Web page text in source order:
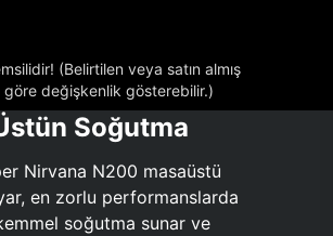
(Belirtilen veya satın almış
değişkenlik gösterebilir.)
Soğutma
Nirvana N200 masaüstü
en zorlu performanslarda
soğutma sunar ve